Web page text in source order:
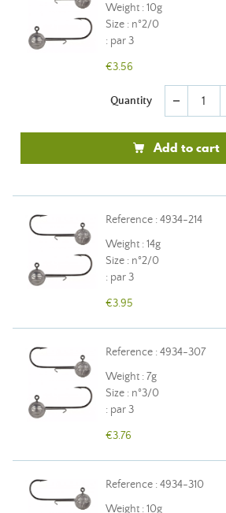
Weight : 10g
Size : n°2/0
: par 3
€3.56
Quantity remove
Add to cart
Reference : 4934-214
Weight : 14g
Size : n°2/0
: par 3
€3.95
Reference : 4934-307
Weight : 7g
Size : n°3/0
: par 3
€3.76
Reference : 4934-310
Weight : 10g